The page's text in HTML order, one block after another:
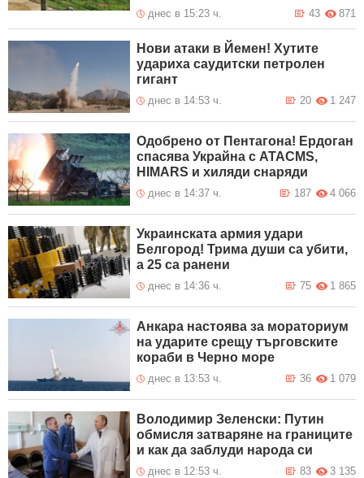
днес в 15:23 ч. 871
43
Нови атаки в Йемен! Хутите
удариха саудитски петролен
гигант
днес в 14:53 ч. 1 247
20
Одобрено от Пентагона! Ердоган
спасява Украйна с ATACMS,
HIMARS и хиляди снаряди
днес в 14:37 ч. 4 066
187
Украинската армия удари
Белгород! Трима души са убити,
а 25 са ранени
днес в 14:36 ч. 1 865
75
Анкара настоява за мораториум
на ударите срещу търговските
кораби в Черно море
днес в 13:53 ч. 1 079
36
Володимир Зеленски: Путин
обмисля затваряне на границите
и как да заблуди народа си
днес в 12:53 ч. 3 135
83